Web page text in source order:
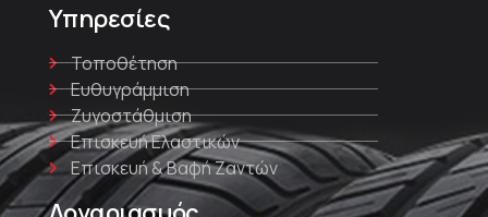
Υπηρεσίες
Τοποθέτηση
Ευθυγράμμιση
Ζυγοστάθμιση
Επισκευή Ελαστικών
Επισκευή & Βαφή Ζαντών